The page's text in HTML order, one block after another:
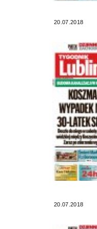
20.07.2018
20.07.2018